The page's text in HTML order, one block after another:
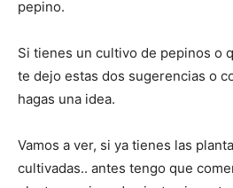
pepino.
Si tienes un cultivo de pepinos o
te dejo estas dos sugerencias o
hagas una idea.
Vamos a ver, si ya tienes las
cultivadas.. antes tengo que